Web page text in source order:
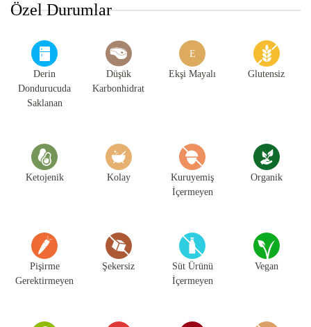
Özel Durumlar
Derin
Dondurucuda
Saklanan
Düşük
Karbonhidrat
E
Ekşi Mayalı Glutensiz
Ketojenik Kolay
Kuruyemiş
İçermeyen
Organik
Pişirme
Gerektirmeyen
Şekersiz
Süt Ürünü
İçermeyen
Vegan